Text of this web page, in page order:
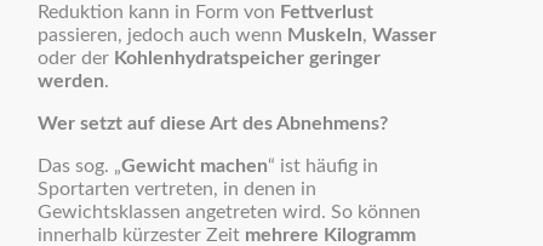
Reduktion kann in Form von Fettverlust
passieren, jedoch auch wenn Muskeln, Wasser
oder der Kohlenhydratspeicher geringer
werden.
Wer setzt auf diese Art des Abnehmens?
Das sog. „Gewicht machen“ ist häufig in
Sportarten vertreten, in denen in
Gewichtsklassen angetreten wird. So können
innerhalb kürzester Zeitmehrere Kilogramm